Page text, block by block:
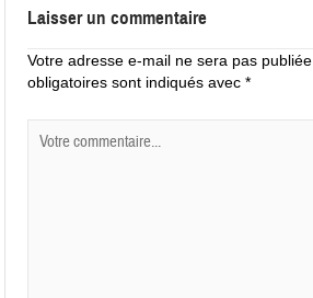
Laisser un commentaire
Votre adresse e-mail ne sera pas publiée.
obligatoires sont indiqués avec*